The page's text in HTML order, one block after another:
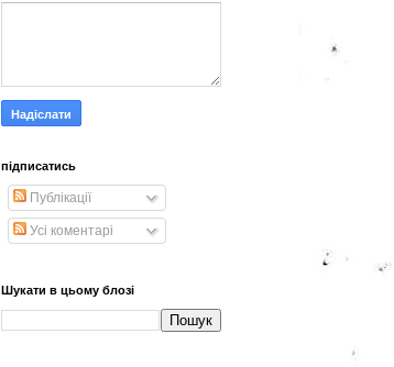
підписатись
Публікації
Усі коментарі
Шукати в цьому блозі